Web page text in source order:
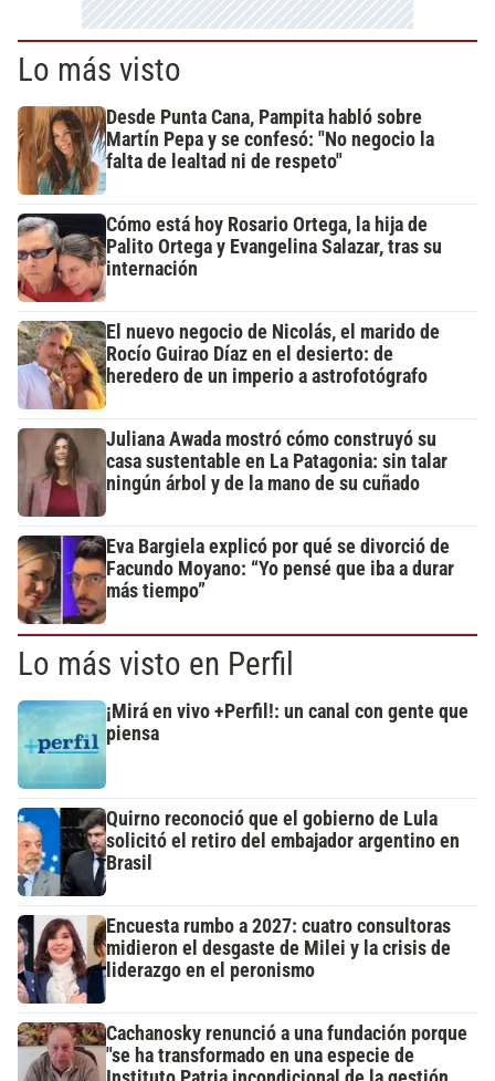
Lo más visto
Desde Punta Cana, Pampita habló sobre
Martín Pepa y se confesó: "No negocio la
falta de lealtad ni de respeto"
Cómo está hoy Rosario Ortega, la hija de
Palito Ortega y Evangelina Salazar, tras su
internación
El nuevo negocio de Nicolás, el marido de
Rocío Guirao Díaz en el desierto: de
heredero de un imperio a astrofotógrafo
Juliana Awada mostró cómo construyó su
casa sustentable en La Patagonia: sin talar
ningún árbol y de la mano de su cuñado
Eva Bargiela explicó por qué se divorció de
Facundo Moyano: “Yo pensé que iba a durar
más tiempo”
Lo más visto en Perfil
¡Mirá en vivo +Perfil!: un canal con gente que
piensa
Quirno reconoció que el gobierno de Lula
solicitó el retiro del embajador argentino en
Brasil
Encuesta rumbo a 2027: cuatro consultoras
midieron el desgaste de Milei y la crisis de
liderazgo en el peronismo
Cachanosky renunció a una fundación porque
"se ha transformado en una especie de